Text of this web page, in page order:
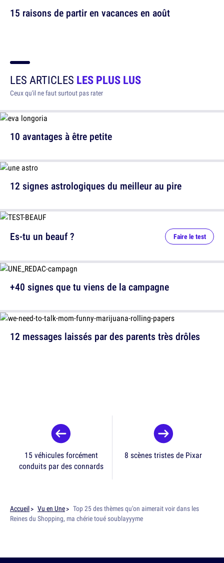
15 raisons de partir en vacances en août
LES ARTICLES LES PLUS LUS
Ceux qu'il ne faut surtout pas rater
10 avantages à être petite
12 signes astrologiques du meilleur au pire
12 messages laissés par des parents très drôles
Es-tu un beauf ? Faire le test
+40 signes que tu viens de la campagne
15 véhicules forcément
conduits par des connards
8 scènes tristes de Pixar
Accueil Vu en Une
Top 25 des thèmes qu'on aimerait voir dans les
Reines du Shopping, ma chérie toué soublayyyme